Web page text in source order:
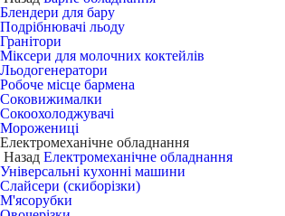
Блендери для бару
Подрібнювачі льоду
Гранітори
Міксери для молочних коктейлів
Льодогенератори
Робоче місце бармена
Соковижималки
Сокоохолоджувачі
Морожениці
Електромеханічне обладнання
Назад Електромеханічне обладнання
Універсальні кухонні машини
Слайсери (скиборізки)
М'ясорубки